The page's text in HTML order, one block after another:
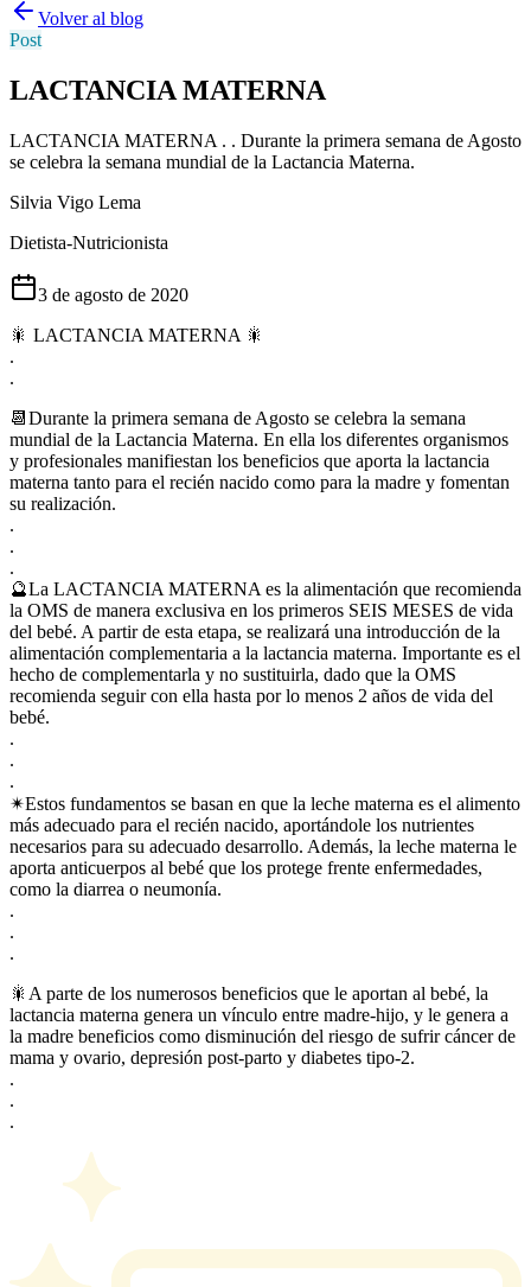
Volver al blog
Post
LACTANCIA MATERNA
LACTANCIA MATERNA . . Durante la primera semana de Agosto
se celebra la semana mundial de la Lactancia Materna.
Silvia Vigo Lema
Dietista-Nutricionista
3 de agosto de 2020
🎇 LACTANCIA MATERNA 🎇
.
.
📆Durante la primera semana de Agosto se celebra la semana
mundial de la Lactancia Materna. En ella los diferentes organismos
y profesionales manifiestan los beneficios que aporta la lactancia
materna tanto para el recién nacido como para la madre y fomentan
su realización.
.
.
.
🔮La LACTANCIA MATERNA es la alimentación que recomienda
la OMS de manera exclusiva en los primeros SEIS MESES de vida
del bebé. A partir de esta etapa, se realizará una introducción de la
alimentación complementaria a la lactancia materna. Importante es el
hecho de complementarla y no sustituirla, dado que la OMS
recomienda seguir con ella hasta por lo menos 2 años de vida del
bebé.
.
.
.
✴Estos fundamentos se basan en que la leche materna es el alimento
más adecuado para el recién nacido, aportándole los nutrientes
necesarios para su adecuado desarrollo. Además, la leche materna le
aporta anticuerpos al bebé que los protege frente enfermedades,
como la diarrea o neumonía.
.
.
.
🎇A parte de los numerosos beneficios que le aportan al bebé, la
lactancia materna genera un vínculo entre madre-hijo, y le genera a
la madre beneficios como disminución del riesgo de sufrir cáncer de
mama y ovario, depresión post-parto y diabetes tipo-2.
.
.
.